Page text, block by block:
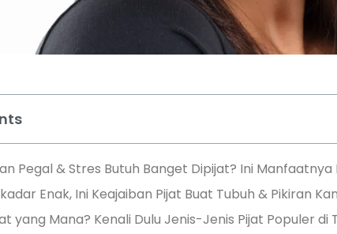
Pegal & Stres Butuh Banget Dipijat? Ini Manfaatnya
Enak, Ini Keajaiban Pijat Buat Tubuh & Pikiran
yang Mana? Kenali Dulu Jenis-Jenis Pijat Populer